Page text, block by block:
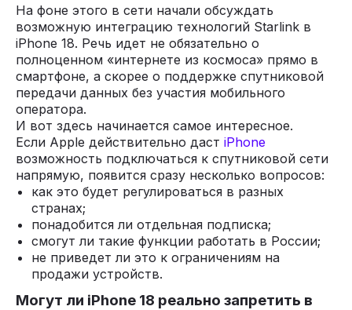
На фоне этого в сети начали обсуждать
возможную интеграцию технологий Starlink в
iPhone 18. Речь идет не обязательно о
полноценном «интернете из космоса» прямо в
смартфоне, а скорее о поддержке спутниковой
передачи данных без участия мобильного
оператора.
И вот здесь начинается самое интересное.
Если Apple действительно даст iPhone
возможность подключаться к спутниковой сети
напрямую, появится сразу несколько вопросов:
как это будет регулироваться в разных
странах;
понадобится ли отдельная подписка;
смогут ли такие функции работать в России;
не приведет ли это к ограничениям на
продажи устройств.
Могут ли iPhone 18 реально запретить в